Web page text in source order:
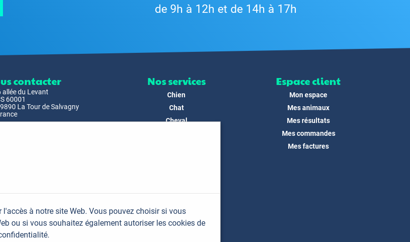
de 9h à 12h et de 14h à 17h
contacter
allée du Levant
60001
La Tour de Salvagny
Nos services
Chien
Chat
Cheval
FAQ
Contact
Espace client
Mon espace
Mes animaux
Mes résultats
Mes commandes
Mes factures
à notre site Web. Vous pouvez choisir si vous
ou si vous souhaitez également autoriser les cookies de